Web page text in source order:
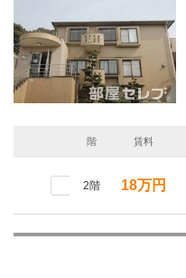
階 賃料
2階 18万円